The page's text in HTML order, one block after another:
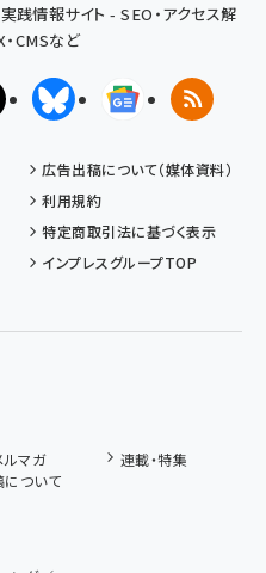
践情報サイト - SEO・アクセス解
・CMSなど
X(エックス)BlueskyGoogleニュ
RSS
広告出稿について（媒体資料）
利用規約
特定商取引法に基づく表示
インプレスグループTOP
マガ
連載・特集
ついて